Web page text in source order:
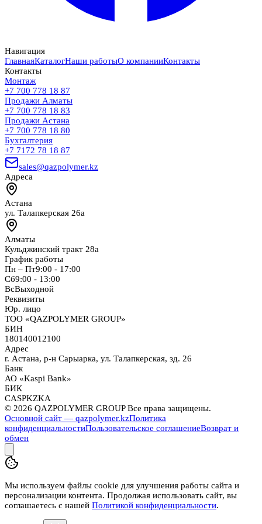
Навигация
ГлавнаяКаталогНаши работыО компанииКонтакты
Контакты
Монтаж
+7 700 778 18 87
Продажи Алматы
+7 700 778 18 83
Продажи Астана
+7 700 778 18 80
Бухгалтерия
+7 7172 78 18 87
sales@qazpolymer.kz
Адреса
Астана
ул. Талапкерская 26а
Алматы
Кульджинский тракт 28а
График работы
Пн – Пт9:00 - 17:00
Сб9:00 - 13:00
ВсВыходной
Реквизиты
Юр. лицо
ТОО «QAZPOLYMER GROUP»
БИН
180140012100
Адрес
г. Астана, р-н Сарыарка, ул. Талапкерская, зд. 26
Банк
АО «Kaspi Bank»
БИК
CASPKZKA
© 2026 QAZPOLYMER GROUP Все права защищены.
Основной сайт — qazpolymer.kzПолитика
конфиденциальностиПользовательское соглашениеВозврат и
обмен
Мы используем файлы cookie для улучшения работы сайта и
персонализации контента. Продолжая использовать сайт, вы
соглашаетесь с нашей Политикой конфиденциальности.